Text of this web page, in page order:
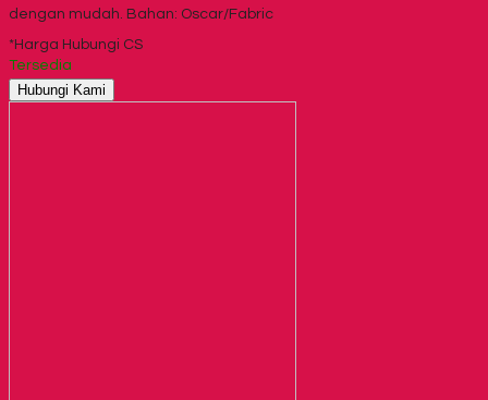
dengan mudah. Bahan: Oscar/Fabric
*Harga Hubungi CS
Tersedia
Hubungi Kami